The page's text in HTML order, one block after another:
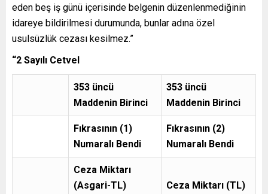
eden beş iş günü içerisinde belgenin düzenlenmediğinin
idareye bildirilmesi durumunda, bunlar adına özel
usulsüzlük cezası kesilmez.”
“2 Sayılı Cetvel
353 üncü
Maddenin Birinci
353 üncü
Maddenin Birinci
Fıkrasının (1)
Numaralı Bendi
Fıkrasının (2)
Numaralı Bendi
Ceza Miktarı
(Asgari-TL)
Ceza Miktarı (TL)